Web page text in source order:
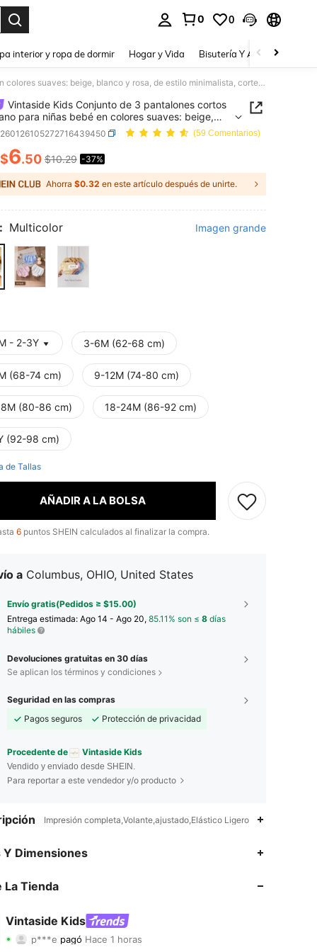
0 0
interior y ropa de dormir Hogar y Vida Bisutería Y Accesorios
Vintaside Kids Conjunto de 3 pantalones cortos de verano para niñas bebé en colores suaves: beige, blanco y rosa, de estilo minimalista, corte holgado, adecuados para jugar al aire libre, comodidad en el hogar y adaptables fácilmente a varias ocasiones de fiesta
Vintaside Kids Conjunto de 3 pantalones cortos
para niñas bebé en colores suaves: beige,
y rosa, de estilo minimalista, corte holgado,
para jugar al aire libre, comodidad en el
y adaptables fácilmente a varias ocasiones de
(59 Comentarios)
AND AVAILABILITY
$6.50 $10.29 -37%
Ahorra $0.32 en este artículo después de unirte.
Multicolor Imagen grande
- 2-3Y 3-6M (62-68 cm)
(68-74 cm) 9-12M (74-80 cm)
(80-86 cm) 18-24M (86-92 cm)
(92-98 cm)
de Tallas
AÑADIR A LA BOLSA
6 puntos SHEIN calculados al finalizar la compra.
a Columbus, OHIO, United States
Envío gratis(Pedidos ≥ $15.00)
Entrega estimada: Ago 14 - Ago 20, 85.11% son ≤ 8 días
hábiles
Devoluciones gratuitas en 30 días
Se aplican los términos y condiciones
Seguridad en las compras
Pagos seguros
Protección de privacidad
Procedente de Vintaside Kids
Vendido y enviado desde SHEIN.
Para reportar a este vendedor y/o producto
Impresión completa,Volante,ajustado,Elástico Ligero
Y Dimensiones
La Tienda
Vintaside Kids
4.92 4.5K
p***e pagóHace 1 horas
s***o seguidoHace 4 horas